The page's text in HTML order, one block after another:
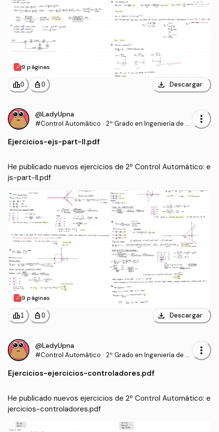
9 páginas
leaderboard0 personal_bag 0 download Descargar
@LadyUpna
#Control Automático · 2º Grado en Ingeniería de T
more_vert
Ejercicios-ejs-part-ll.pdf
He publicado nuevos ejercicios de 2º Control Automático: e
js-part-ll.pdf
9 páginas
leaderboard1 personal_bag 0 download Descargar
@LadyUpna
#Control Automático · 2º Grado en Ingeniería de T
NA)
more_vert
Ejercicios-ejercicios-controladores.pdf
He publicado nuevos ejercicios de 2º Control Automático: e
jercicios-controladores.pdf